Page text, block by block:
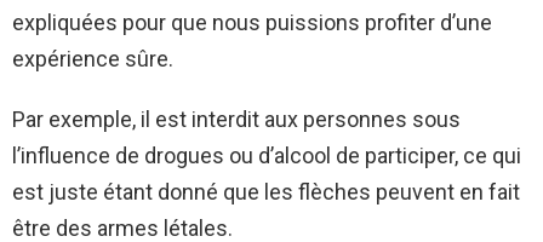
expliquées pour que nous puissions profiter d’une
expérience sûre.
Par exemple, il est interdit aux personnes sous
l’influence de drogues ou d’alcool de participer, ce qui
est juste étant donné que les flèches peuvent en fait
être des armes létales.